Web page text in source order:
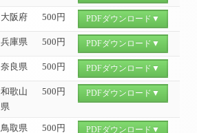
大阪府 500円 PDFダウンロード▼
兵庫県 500円 PDFダウンロード▼
奈良県 500円 PDFダウンロード▼
和歌山
県
500円 PDFダウンロード▼
鳥取県 500円 PDFダウンロード▼